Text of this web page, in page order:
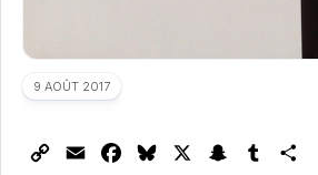
9 AOÛT 2017
Copy Email FacebookBluesky Snapchat
Tumblr